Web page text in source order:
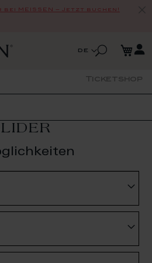
MEISSEN – Jetzt buchen!
Sprache
de
Ticketshop
Suche